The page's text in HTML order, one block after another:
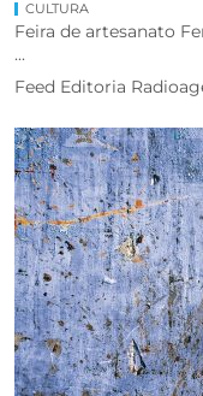
CULTURA
Feira de artesanato
...
Feed Editoria